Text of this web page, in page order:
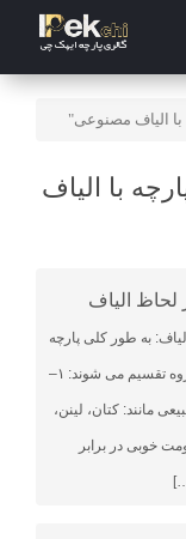
هایی با برچسب "۲–پارچه با الیاف
لحاظ الیاف
به طور کلی پارچه
ها از نظر نوع الیاف آن به دو گروه تقسیم می شوند: ۱–
مانند: کتان، لینن،
خوبی در برابر